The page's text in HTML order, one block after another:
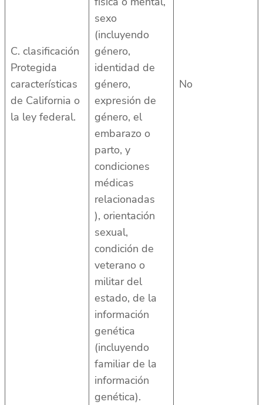
C. clasificación
Protegida
características
de California o
la ley federal.
sexo
(incluyendo
género,
identidad de
género,
expresión de
género, el
embarazo o
parto, y
condiciones
médicas
relacionadas
), orientación
sexual,
condición de
veterano o
militar del
estado, de la
información
genética
(incluyendo
familiar de la
información
genética).
No